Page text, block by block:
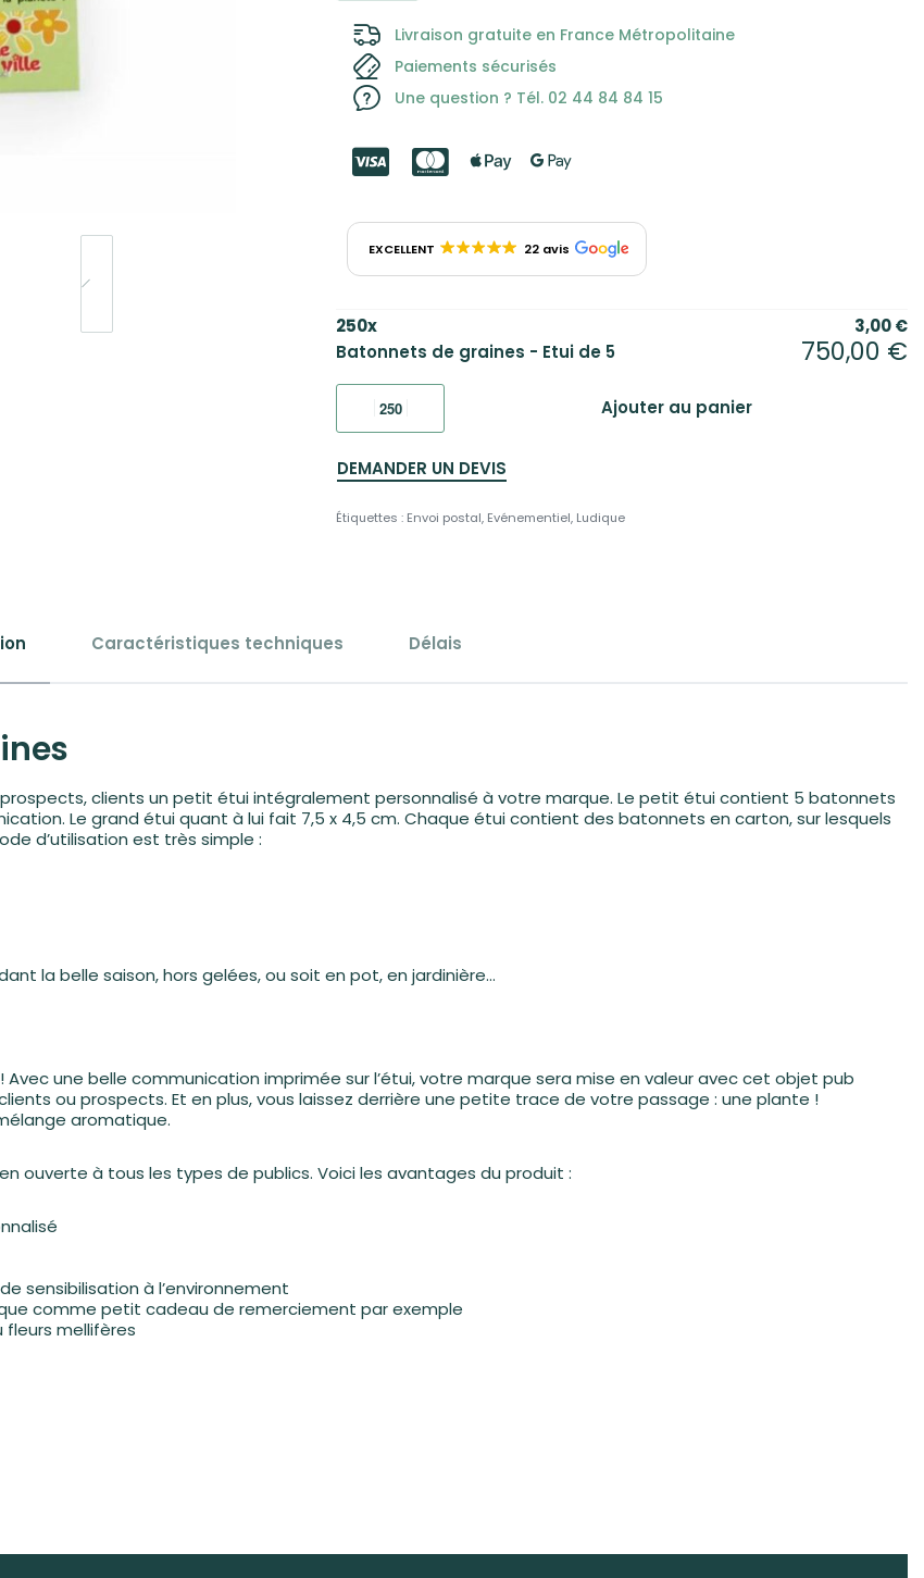
Livraison gratuite en France Métropolitaine
Paiements sécurisés
Une question ? Tél. 02 44 84 84 15
EXCELLENT 22 avis
250x 3,00€
Batonnets de graines - Etui de 5
750,00 €
Ajouter au panier
DEMANDER UN DEVIS
Étiquettes : Envoi postal, Evénementiel, Ludique
Caractéristiques techniques Délais
clients un petit étui intégralement personnalisé à votre marque. Le petit étui contient 5 batonnets
Le grand étui quant à lui fait 7,5 x 4,5 cm. Chaque étui contient des batonnets en carton, sur lesquels
d’utilisation est très simple :
la belle saison, hors gelées, ou soit en pot, en jardinière…
une belle communication imprimée sur l’étui, votre marque sera mise en valeur avec cet objet pub
ou prospects. Et en plus, vous laissez derrière une petite trace de votre passage : une plante !
aromatique.
ouverte à tous les types de publics. Voici les avantages du produit :
sensibilisation à l’environnement
comme petit cadeau de remerciement par exemple
mellifères